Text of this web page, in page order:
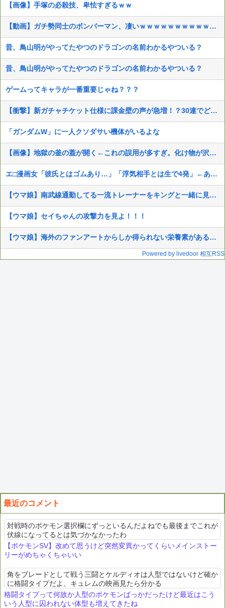
【画像】手塚の必殺技、卑怯すぎるｗｗ
【動画】ガチ勢同士のボンバーマン、凄いｗｗｗｗｗｗｗｗｗｗｗｗ
昔、鳥山明がやってたやつのドラゴンの名前わかるやついる？
昔、鳥山明がやってたやつのドラゴンの名前わかるやついる？
ゲームってキャラが一番重要じゃね？？？
【衝撃】新ガチャチケット仕様に課金壁の声が急増！？30連でどうなる
「ガンダムW」に一人クソダサい機体がいるよな
【画像】地獄の釜の蓋が開く←これの誤用が多すぎ。化け物が沢山出てくるイメージ持ってる奴間違ってるぞ
エ□漫画女「彼氏とはゴムあり…」「浮気相手とは生で4発」←ありえなすぎて草
【ウマ娘】南武線通勤してる一流トレーナーをキングと一緒に見ていく
【ウマ娘】セイちゃんの攻撃力を見よ！！！
【ウマ娘】海外のファンアートからしか得られない栄養素がある。←「おデジ以外味付けが濃いな…」
Powered by livedoor 相互RSS
最近のコメント
対戦時のポケモン選択欄にずっといるんだよねでも最後までこれが
伏線になってるとは気づかなかったわ
【ポケモンSV】改めて思うけど突然変異かってくらいメインストー
リーがめちゃくちゃいい
角をブレードとして戦う三闘とケルディオは人型ではないけど確か
に格闘タイプだよ、キュレムの映画見たら分かる
格闘タイプって何故か人型のポケモンばっかだったけど最近はこう
いう人型に囚われない体型も増えてきたね